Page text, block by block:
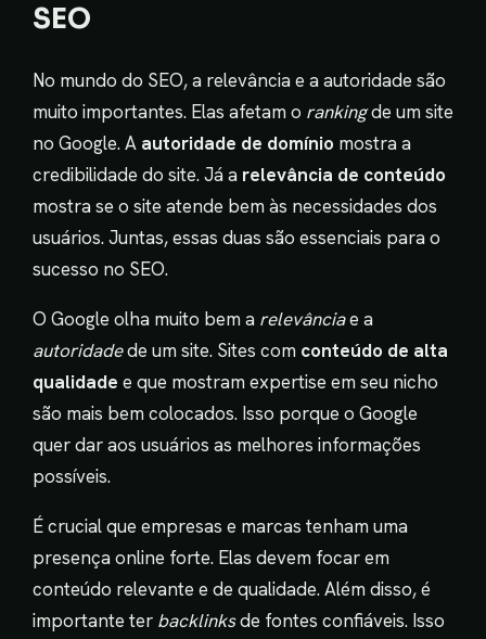
SEO
No mundo do SEO, a relevância e a autoridade são
muito importantes. Elas afetam o rankingde um site
no Google. A autoridade de domínio mostra a
credibilidade do site. Já a relevância de conteúdo
mostra se o site atende bem às necessidades dos
usuários. Juntas, essas duas são essenciais para o
sucesso no SEO.
O Google olha muito bem a relevânciae a
autoridadede um site. Sites com conteúdo de alta
qualidade e que mostram expertise em seu nicho
são mais bem colocados. Isso porque o Google
quer dar aos usuários as melhores informações
possíveis.
É crucial que empresas e marcas tenham uma
presença online forte. Elas devem focar em
conteúdo relevante e de qualidade. Além disso, é
importante ter backlinksde fontes confiáveis. Isso